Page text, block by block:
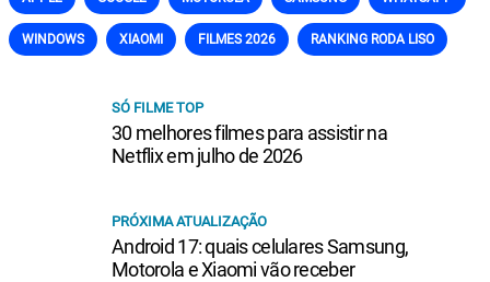
WINDOWS XIAOMI FILMES 2026 RANKING RODA LISO
SÓ FILME TOP
30 melhores filmes para assistir na
Netflix em julho de 2026
PRÓXIMA ATUALIZAÇÃO
Android 17: quais celulares Samsung,
Motorola e Xiaomi vão receber